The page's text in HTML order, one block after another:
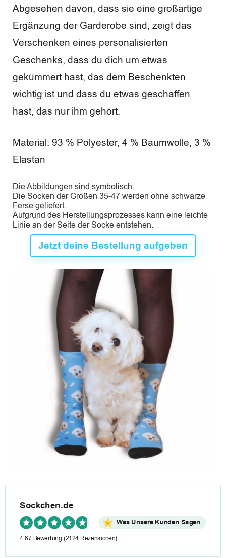
g
e
n
Abgesehen davon, dass sie eine großartige
Ergänzung der Garderobe sind, zeigt das
Verschenken eines personalisierten
Geschenks, dass du dich um etwas
gekümmert hast, das dem Beschenkten
wichtig ist und dass du etwas geschaffen
hast, das nur ihm gehört.
Material: 93 % Polyester, 4 % Baumwolle, 3 %
Elastan
Die Abbildungen sind symbolisch.
Die Socken der Größen 35-47 werden ohne schwarze
Ferse geliefert.
Aufgrund des Herstellungsprozesses kann eine leichte
Linie an der Seite der Socke entstehen.
Jetzt deine Bestellung aufgeben
Sockchen.de
Was Unsere Kunden Sagen
4.87 Bewertung (2124 Rezensionen)